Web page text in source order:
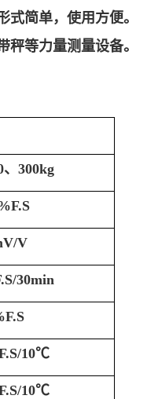
简单，使用方便。
等力量测量设备。
、300kg
V
/30min
/10℃
/10℃